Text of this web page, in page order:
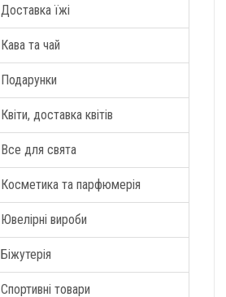
Доставка їжі
Кава та чай
Подарунки
Квіти, доставка квітів
Все для свята
Косметика та парфюмерія
Ювелірні вироби
Біжутерія
Спортивні товари